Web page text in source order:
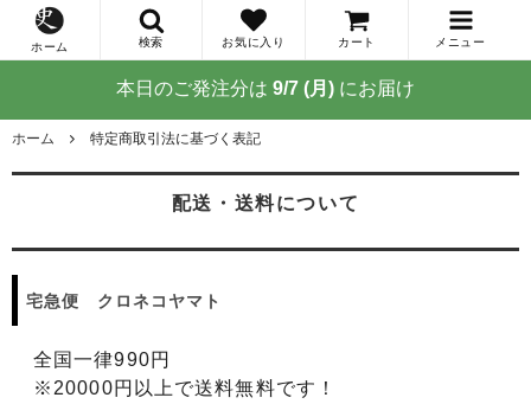
ホーム 検索 お気に入り カート メニュー
本日のご発注分は 9/7 (月) にお届け
ホーム 特定商取引法に基づく表記
配送・送料について
宅急便 クロネコヤマト
全国一律990円
※20000円以上で送料無料です！